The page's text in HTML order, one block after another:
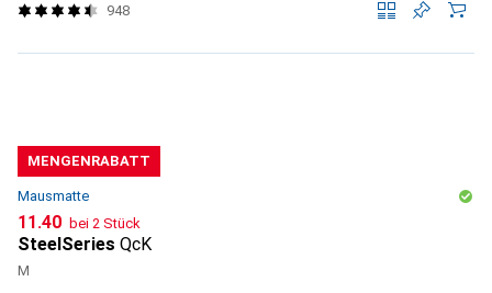
948
MENGENRABATT
Mausmatte
CHF
11.40 bei 2 Stück
SteelSeries QcK
M